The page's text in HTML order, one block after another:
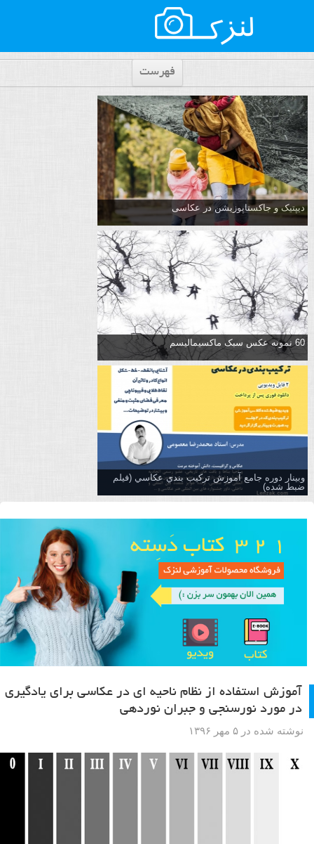
فهرست
دیپتیک و جاکستا‌پوزیشن در عکاسی
60 نمونه عکس سبک ماکسیمالیسم
وبینار دوره جامع آموزش تركيب بندي عكاسي (فیلم
ضبط شده)
آموزش استفاده از نظام ناحیه ای در عکاسی برای یادگیری
در مورد نورسنجی و جبران نوردهی
نوشته شده در ۵ مهر ۱۳۹۶